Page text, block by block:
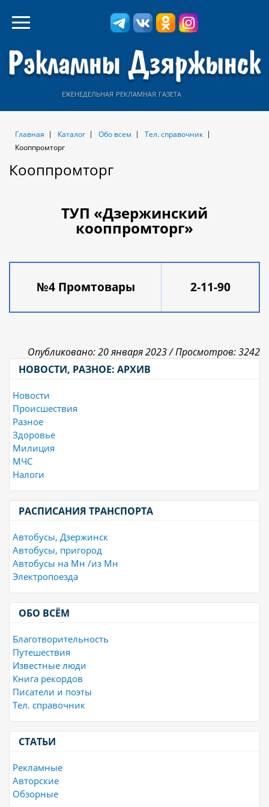
еженедельная рекламная газета
Главная Каталог Обо всем
Тел. справочник
Кооппромторг
Кооппромторг
ТУП «Дзержинский
кооппромторг»
№4 Промтовары 2-11-90
Опубликовано: 20 января 2023 /Просмотров: 3242
НОВОСТИ, РАЗНОЕ: АРХИВ
Новости
Происшествия
Разное
Здоровье
Милиция
МЧС
Налоги
РАСПИСАНИЯ ТРАНСПОРТА
Автобусы, Дзержинск
Автобусы, пригород
Автобусы на Мн /из Мн
Электропоезда
ОБО ВСЁМ
Благотворительность
Путешествия
Известные люди
Книга рекордов
Писатели и поэты
Тел. справочник
СТАТЬИ
Рекламные
Авторские
Обзорные